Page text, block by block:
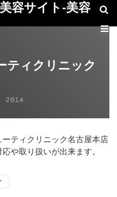
容サイト-美容
ティクリニック
2014
ティクリニック名古屋本店
や取り扱いが出来ます。